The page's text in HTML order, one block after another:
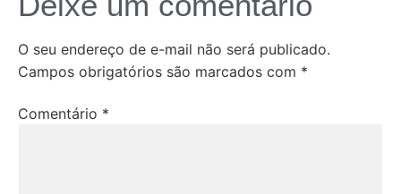
O seu endereço de e-mail não será publicado.
Campos obrigatórios são marcados com *
Comentário *